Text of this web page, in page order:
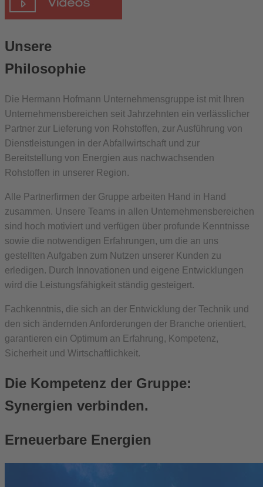
Unsere
Philosophie
Die Hermann Hofmann Unternehmensgruppe ist mit Ihren
Unternehmensbereichen seit Jahrzehnten ein verlässlicher
Partner zur Lieferung von Rohstoffen, zur Ausführung von
Dienstleistungen in der Abfallwirtschaft und zur
Bereitstellung von Energien aus nachwachsenden
Rohstoffen in unserer Region.
Alle Partnerfirmen der Gruppe arbeiten Hand in Hand
zusammen. Unsere Teams in allen Unternehmensbereichen
sind hoch motiviert und verfügen über profunde Kenntnisse
sowie die notwendigen Erfahrungen, um die an uns
gestellten Aufgaben zum Nutzen unserer Kunden zu
erledigen. Durch Innovationen und eigene Entwicklungen
wird die Leistungsfähigkeit ständig gesteigert.
Fachkenntnis, die sich an der Entwicklung der Technik und
den sich ändernden Anforderungen der Branche orientiert,
garantieren ein Optimum an Erfahrung, Kompetenz,
Sicherheit und Wirtschaftlichkeit.
Die Kompetenz der Gruppe:
Synergien verbinden.
Erneuerbare Energien